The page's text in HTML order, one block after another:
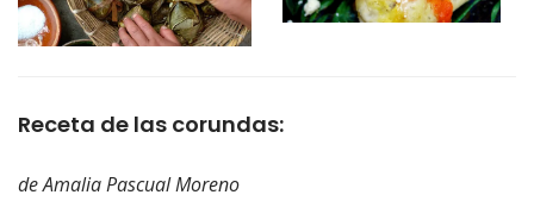
Receta de las corundas:
de Amalia Pascual Moreno